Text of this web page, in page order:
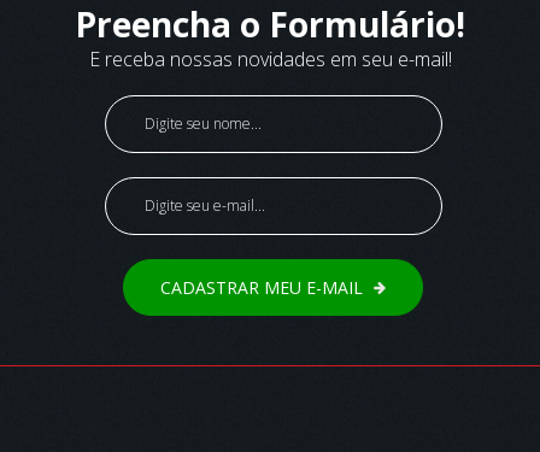
Preencha o Formulário!
E receba nossas novidades em seu e-mail!
CADASTRAR MEU E-MAIL